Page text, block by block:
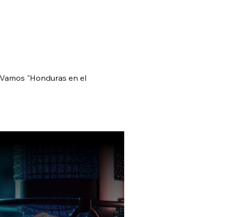
"Honduras en el